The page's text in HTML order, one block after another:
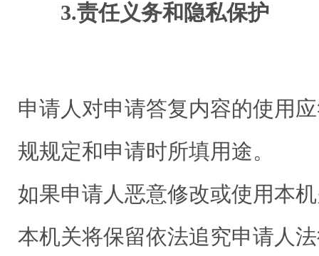
3.责任义务和隐私保护
申请人对申请答复内容的使用
规规定和申请时所填用途。
如果申请人恶意修改或使用本
本机关将保留依法追究申请人